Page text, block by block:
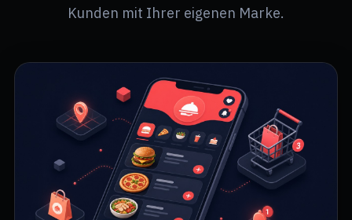
Kunden mit Ihrer eigenen Marke.